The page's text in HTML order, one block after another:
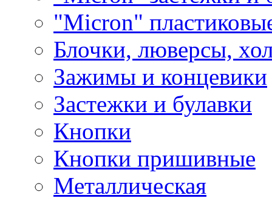
"Micron"
Блочки, люверсы,
Зажимы и концевики
Застежки и булавки
Кнопки
Кнопки пришивные
Металлическая